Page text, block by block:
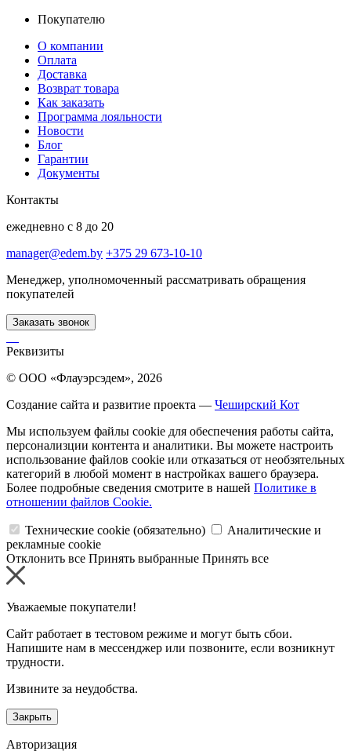
Покупателю
О компании
Оплата
Доставка
Возврат товара
Как заказать
Программа лояльности
Новости
Блог
Гарантии
Документы
Контакты
ежедневно с 8 до 20
manager@edem.by +375 29 673-10-10
Менеджер, уполномоченный рассматривать обращения
покупателей
Заказать звонок
Реквизиты
© ООО «Флауэрсэдем», 2026
Создание сайта и развитие проекта — Чеширский Кот
Мы используем файлы cookie для обеспечения работы сайта,
персонализции контента и аналитики. Вы можете настроить
использование файлов cookie или отказаться от необзятельных
категорий в любой момент в настройках вашего браузера.
Более подробные сведения смотрите в нашей Политике в
отношении файлов Cookie.
Технические cookie (обязательно)
Аналитические и
рекламные cookie
Отклонить все Принять выбранные Принять все
Уважаемые покупатели!
Сайт работает в тестовом режиме и могут быть сбои.
Напишите нам в мессенджер или позвоните, если возникнут
трудности.
Извините за неудобства.
Закрыть
Авторизация